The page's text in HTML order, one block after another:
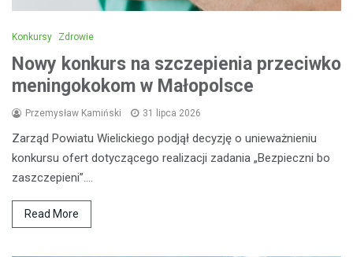
Konkursy Zdrowie
Nowy konkurs na szczepienia przeciwko
meningokokom w Małopolsce
Przemysław Kamiński 31 lipca 2026
Zarząd Powiatu Wielickiego podjął decyzję o unieważnieniu
konkursu ofert dotyczącego realizacji zadania „Bezpieczni bo
zaszczepieni”.…
Read More